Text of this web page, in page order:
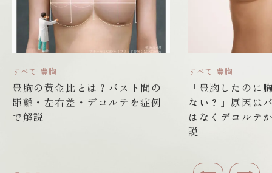
すべて 豊胸
豊胸の黄金比とは？バスト間の
距離・左右差・デコルテを症例
で解説
すべて 豊胸
「豊胸したのに
ない？」原因は
はなくデコルテ
説